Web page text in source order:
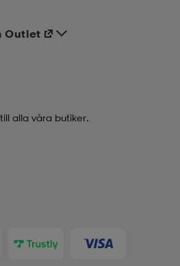
Outlet
alla våra butiker.